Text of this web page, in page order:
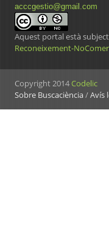
acccgestio@gmail.com
Aquest portal està
Reconeixement-
Copyright 2014Codelic
Sobre Buscaciència/Avís